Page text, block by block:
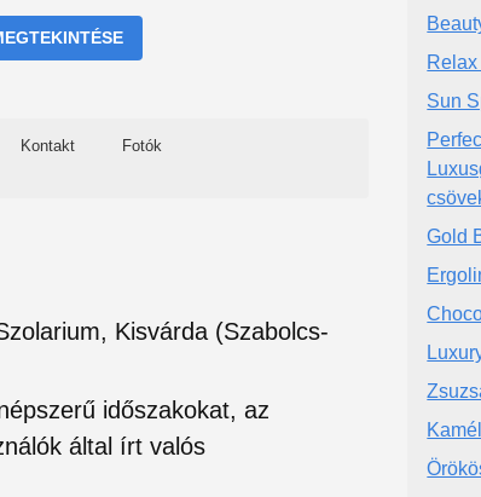
Kontakt Fotók
Kisvárda (Szabolcs-
időszakokat, az
által írt valós
Sun
Gold